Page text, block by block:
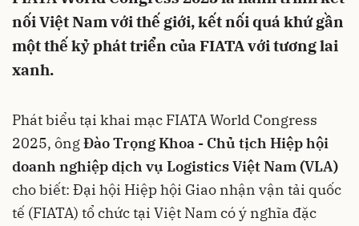
nối Việt Nam với thế giới, kết nối quá khứ gần
một thế kỷ phát triển của FIATA với tương lai
xanh.
Phát biểu tại khai mạc FIATA World Congress
2025, ôngĐào Trọng Khoa - Chủ tịch Hiệp hội
doanh nghiệp dịch vụ Logistics Việt Nam (VLA)
cho biết: Đại hội Hiệp hội Giao nhận vận tải quốc
tế (FIATA) tổ chức tại Việt Nam có ý nghĩa đặc